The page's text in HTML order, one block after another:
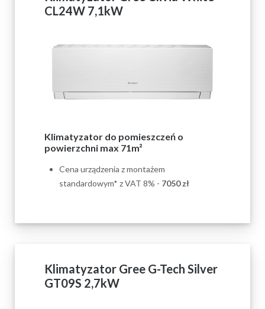
CL24W 7,1kW
Klimatyzator do pomieszczeń o
powierzchni max 71m²
Cena urządzenia z montażem
standardowym* z VAT 8% - 7050 zł
Klimatyzator Gree G-Tech Silver
GT09S 2,7kW